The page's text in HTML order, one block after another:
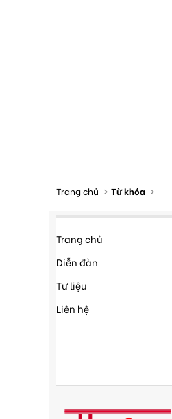
Trang chủ Từ khóa
Trang chủ
Diễn đàn
Tư liệu
Liên hệ